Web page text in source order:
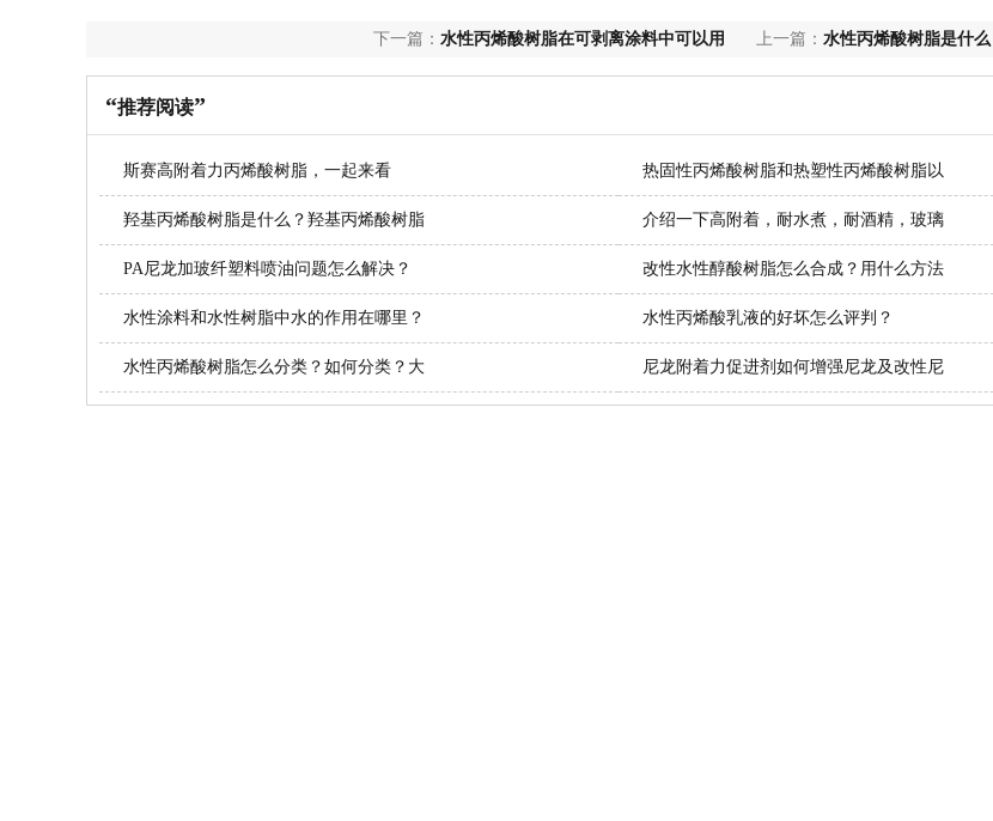
上一篇： 水性丙烯酸树脂是什
酸树脂呢？
下一篇： 水性丙烯酸树脂在可剥离涂料中可以用
吗？一起来学习下~
“推荐阅读”
斯赛高附着力丙烯酸树脂，一起来看 热固性丙烯酸树脂和热塑性丙烯酸树脂以
羟基丙烯酸树脂是什么？羟基丙烯酸树脂 介绍一下高附着，耐水煮，耐酒精，玻璃
PA尼龙加玻纤塑料喷油问题怎么解决？ 改性水性醇酸树脂怎么合成？用什么方法
水性涂料和水性树脂中水的作用在哪里？ 水性丙烯酸乳液的好坏怎么评判？
水性丙烯酸树脂怎么分类？如何分类？大 尼龙附着力促进剂如何增强尼龙及改性尼